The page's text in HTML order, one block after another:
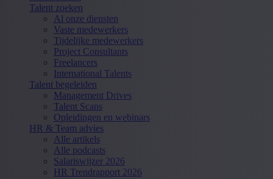
Talent zoeken
Al onze diensten
Vaste medewerkers
Tijdelijke medewerkers
Project Consultants
Freelancers
International Talents
Talent begeleiden
Management Drives
Talent Scans
Opleidingen en webinars
HR & Team advies
Alle artikels
Alle podcasts
Salariswijzer 2026
HR Trendrapport 2026